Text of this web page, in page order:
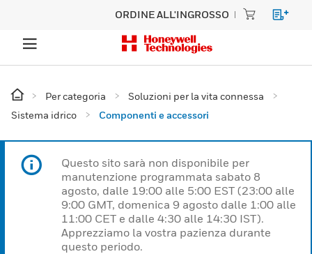
ORDINE ALL'INGROSSO
Per categoria
Soluzioni per la vita connessa
Sistema idrico
Componenti e accessori
Questo sito sarà non disponibile per
manutenzione programmata sabato 8
agosto, dalle 19:00 alle 5:00 EST (23:00 alle
9:00 GMT, domenica 9 agosto dalle 1:00 alle
11:00 CET e dalle 4:30 alle 14:30 IST).
Apprezziamo la vostra pazienza durante
questo periodo.